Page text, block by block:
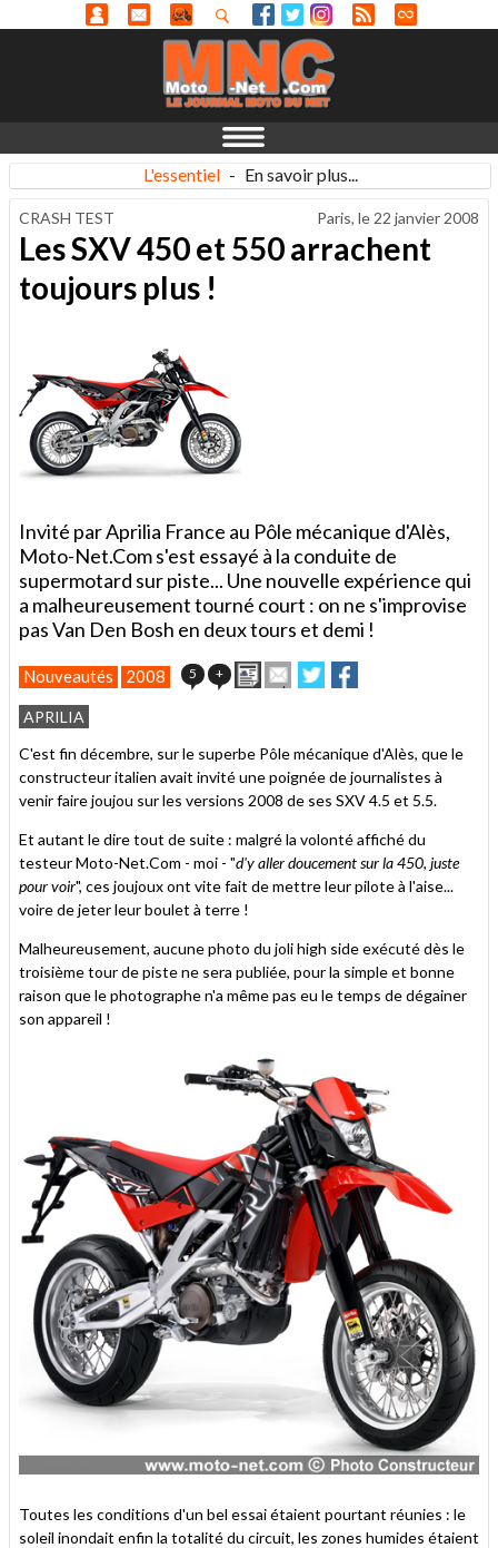
L'essentiel - En savoir plus...
CRASH TEST Paris, le 22 janvier 2008
Les SXV 450 et 550 arrachent
toujours plus !
Invité par Aprilia France au Pôle mécanique d'Alès,
Moto-Net.Com s'est essayé à la conduite de
supermotard sur piste... Une nouvelle expérience qui
a malheureusement tourné court : on ne s'improvise
pas Van Den Bosh en deux tours et demi !
Nouveautés 2008 5 + ImprimerEnvoyer
cet
un
ami
Partager
sur
sur
APRILIA
C'est fin décembre, sur le superbe Pôle mécanique d'Alès, que le
constructeur italien avait invité une poignée de journalistes à
venir faire joujou sur les versions 2008 de ses SXV 4.5 et 5.5.
Et autant le dire tout de suite : malgré la volonté affiché du
testeur Moto-Net.Com - moi - "d'y aller doucement sur la 450, juste
pour voir", ces joujoux ont vite fait de mettre leur pilote à l'aise...
voire de jeter leur boulet à terre !
Malheureusement, aucune photo du joli high side exécuté dès le
troisième tour de piste ne sera publiée, pour la simple et bonne
raison que le photographe n'a même pas eu le temps de dégainer
son appareil !
Toutes les conditions d'un bel essai étaient pourtant réunies : le
soleil inondait enfin la totalité du circuit, les zones humides étaient